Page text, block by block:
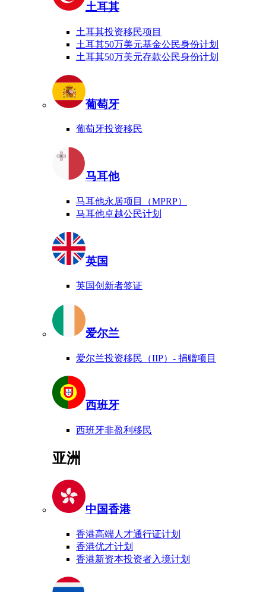
土耳其
土耳其投资移民项目
土耳其50万美元基金公民身份计划
土耳其50万美元存款公民身份计划
葡萄牙
葡萄牙投资移民
马耳他
马耳他永居项目（MPRP）
马耳他卓越公民计划
英国
英国创新者签证
爱尔兰
爱尔兰投资移民（IIP）- 捐赠项目
西班牙
西班牙非盈利移民
亚洲
中国香港
香港高端人才通行证计划
香港优才计划
香港新资本投资者入境计划